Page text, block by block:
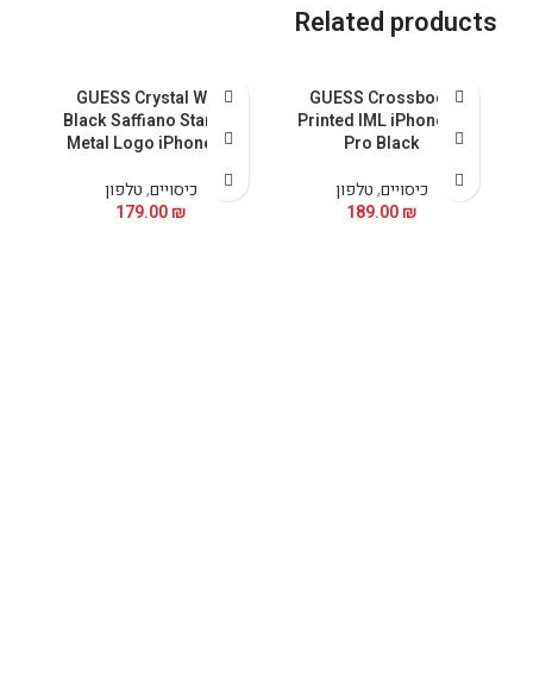
Related products
GUESS Crossbody
Printed IML iPhone 15
Pro Black
כיסויים,טלפון
189.00₪
GUESS Crystal With
Black Saffiano Stand &
Metal Logo iPhone 15
כיסויים,טלפון
179.00₪